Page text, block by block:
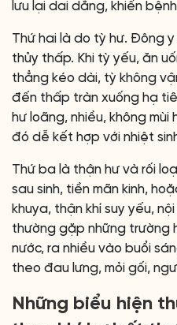
lưu lại dai dẳng, khiến
Thứ hai là do tỳ hư. Đông
thủy thấp. Khi tỳ yếu, ăn
thẳng kéo dài, tỳ không
đến thấp tràn xuống hạ
hư loãng, nhiều, không
đó dễ kết hợp với nhiệt
Thứ ba là thận hư và rối
sau sinh, tiền mãn kinh,
khuya, thận khí suy yếu,
thường gặp những trường
nước, ra nhiều vào buổi
theo đau lưng, mỏi gối,
Những biểu hiện